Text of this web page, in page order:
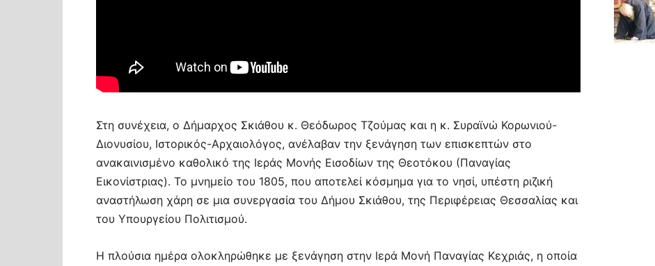
Στη συνέχεια, ο Δήμαρχος Σκιάθου κ. Θεόδωρος Τζούμας και η κ. Συραϊνώ Κορωνιού-
Διονυσίου, Ιστορικός-Αρχαιολόγος, ανέλαβαν την ξενάγηση των επισκεπτών στο
ανακαινισμένο καθολικό της Ιεράς Μονής Εισοδίων της Θεοτόκου (Παναγίας
Εικονίστριας). Το μνημείο του 1805, που αποτελεί κόσμημα για το νησί, υπέστη ριζική
αναστήλωση χάρη σε μια συνεργασία του Δήμου Σκιάθου, της Περιφέρειας Θεσσαλίας και
του Υπουργείου Πολιτισμού.
Η πλούσια ημέρα ολοκληρώθηκε με ξενάγηση στην Ιερά Μονή Παναγίας Κεχριάς, η οποία